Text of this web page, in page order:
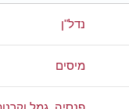
נדל"ן
מיסים